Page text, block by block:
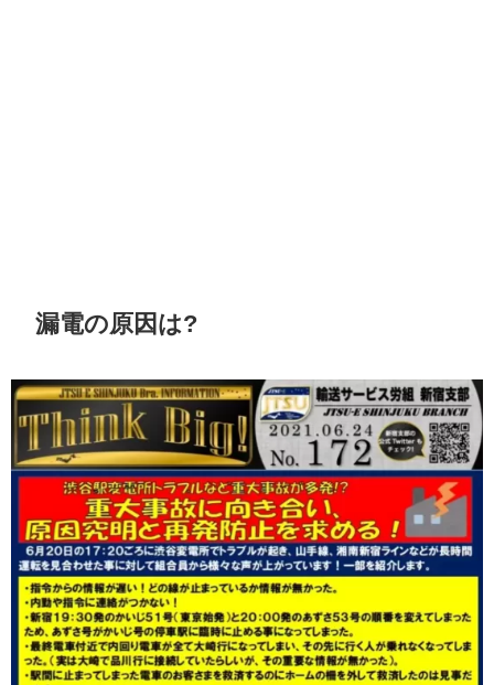
漏電の原因は?